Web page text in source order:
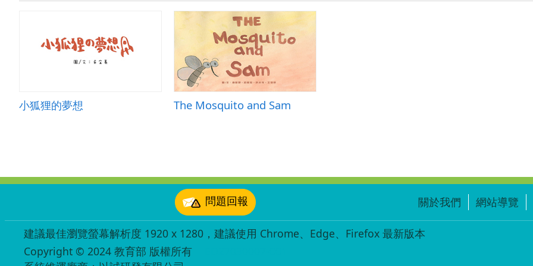
小狐狸的夢想 The Mosquito and Sam
問題回報 關於我們 網站導覽
建議最佳瀏覽螢幕解析度 1920 x 1280，建議使用 Chrome、Edge、Firefox 最新版本
Copyright © 2024 教育部 版權所有